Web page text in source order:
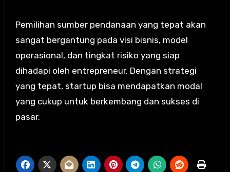
Pemilihan sumber pendanaan yang tepat akan
sangat bergantung pada visi bisnis, model
operasional, dan tingkat risiko yang siap
dihadapi oleh entrepreneur. Dengan strategi
yang tepat, startup bisa mendapatkan modal
yang cukup untuk berkembang dan sukses di
pasar.